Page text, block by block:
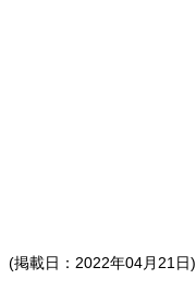
(掲載日：2022年04月21日)